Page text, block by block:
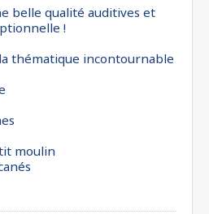
belle qualité auditives et
!
thématique incontournable
moulin